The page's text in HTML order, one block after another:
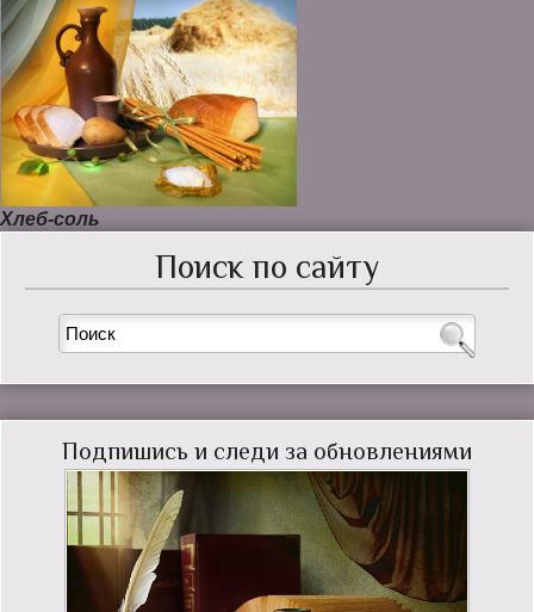
Хлеб-соль
Поиск по сайту
Подпишись и следи за обновлениями